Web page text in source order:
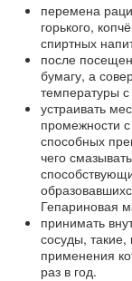
перемена
горького,
спиртных
после
бумагу, а
температуры
устраивать
промежности
способных
чего
Гепариновая
принимать
сосуды,
применения
раз в год.